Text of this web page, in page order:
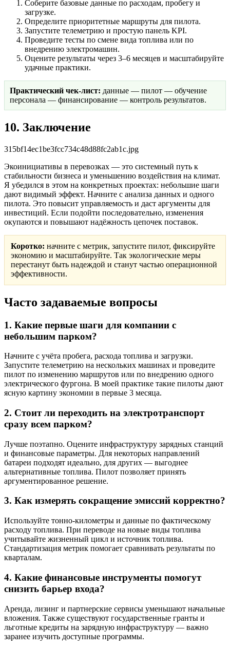
Соберите базовые данные по расходам, пробегу и
загрузке.
Определите приоритетные маршруты для пилота.
Запустите телеметрию и простую панель KPI.
Проведите тесты по смене вида топлива или по
внедрению электромашин.
Оцените результаты через 3–6 месяцев и масштабируйте
удачные практики.
Практический чек-лист: данные — пилот — обучение
персонала — финансирование — контроль результатов.
10. Заключение
315bf14ec1be3fcc734c48d88fc2ab1c.jpg
Экоинициативы в перевозках — это системный путь к
стабильности бизнеса и уменьшению воздействия на климат.
Я убедился в этом на конкретных проектах: небольшие шаги
дают видимый эффект. Начните с анализа данных и одного
пилота. Это повысит управляемость и даст аргументы для
инвестиций. Если подойти последовательно, изменения
окупаются и повышают надёжность цепочек поставок.
Коротко: начните с метрик, запустите пилот, фиксируйте
экономию и масштабируйте. Так экологические меры
перестанут быть надеждой и станут частью операционной
эффективности.
Часто задаваемые вопросы
1. Какие первые шаги для компании с
небольшим парком?
Начните с учёта пробега, расхода топлива и загрузки.
Запустите телеметрию на нескольких машинах и проведите
пилот по изменению маршрутов или по внедрению одного
электрического фургона. В моей практике такие пилоты дают
ясную картину экономии в первые 3 месяца.
2. Стоит ли переходить на электротранспорт
сразу всем парком?
Лучше поэтапно. Оцените инфраструктуру зарядных станций
и финансовые параметры. Для некоторых направлений
батареи подходят идеально, для других — выгоднее
альтернативные топлива. Пилот позволяет принять
аргументированное решение.
3. Как измерять сокращение эмиссий корректно?
Используйте тонно-километры и данные по фактическому
расходу топлива. При переводе на новые виды топлива
учитывайте жизненный цикл и источник топлива.
Стандартизация метрик помогает сравнивать результаты по
кварталам.
4. Какие финансовые инструменты помогут
снизить барьер входа?
Аренда, лизинг и партнерские сервисы уменьшают начальные
вложения. Также существуют государственные гранты и
льготные кредиты на зарядную инфраструктуру — важно
заранее изучить доступные программы.